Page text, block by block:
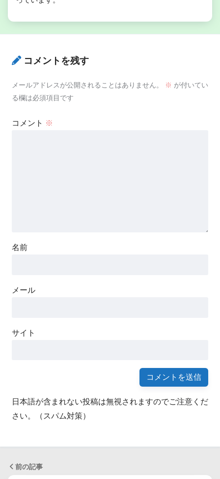
新生児溶血性疾患
コメントを残す
メールアドレスが公開されることはありません。 ※ が付いてい
る欄は必須項目です
コメント ※
名前
メール
サイト
日本語が含まれない投稿は無視されますのでご注意くだ
さい。（スパム対策）
前の記事